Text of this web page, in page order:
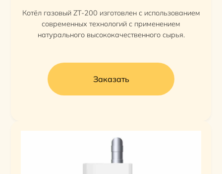
Котёл газовый ZT-200 изготовлен с использованием
современных технологий с применением
натурального высококачественного сырья.
Заказать